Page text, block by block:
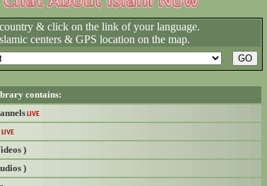
& click on the link of your language.
centers & GPS location on the map.
contains:
LIVE
LIVE
)
)